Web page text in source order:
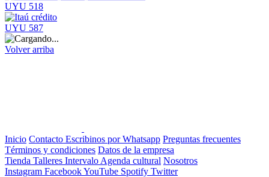
UYU 518
UYU 587
Volver arriba
Inicio Contacto Escribinos por Whatsapp Preguntas frecuentes
Términos y condiciones Datos de la empresa
Tienda Talleres Intervalo Agenda cultural Nosotros
Instagram FacebookYouTube Spotify Twitter